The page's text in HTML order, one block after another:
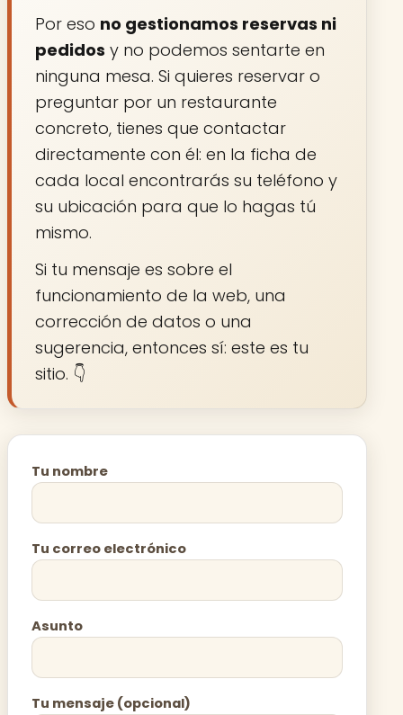
Por eso no gestionamos reservas ni
pedidos y no podemos sentarte en
ninguna mesa. Si quieres reservar o
preguntar por un restaurante
concreto, tienes que contactar
directamente con él: en la ficha de
cada local encontrarás su teléfono y
su ubicación para que lo hagas tú
mismo.
Si tu mensaje es sobre el
funcionamiento de la web, una
corrección de datos o una
sugerencia, entonces sí: este es tu
sitio. 👇
Tu nombre
Tu correo electrónico
Asunto
Tu mensaje (opcional)